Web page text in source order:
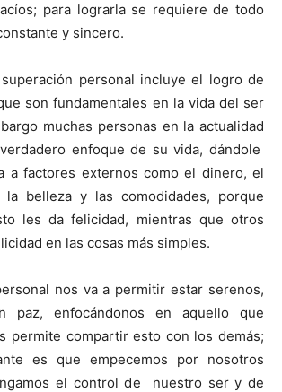
para lograrla se requiere de todo
y sincero.
personal incluye el logro de
son fundamentales en la vida del ser
muchas personas en la actualidad
enfoque de su vida, dándole
a factores externos como el dinero, el
la belleza y las comodidades, porque
les da felicidad, mientras que otros
en las cosas más simples.
nos va a permitir estar serenos,
paz, enfocándonos en aquello que
permite compartir esto con los demás;
es que empecemos por nosotros
el control de nuestro ser y de